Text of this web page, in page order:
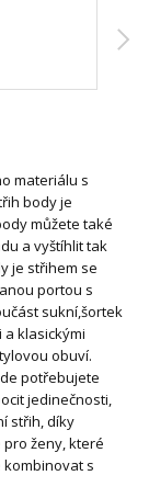
materiálu s
body je
můžete také
a vyštíhlit tak
je střihem se
portou s
sukní,šortek
klasickými
obuví.
potřebujete
jedinečnosti,
střih, díky
ženy, které
kombinovat s